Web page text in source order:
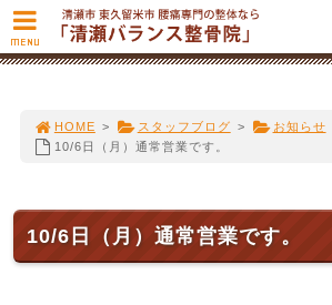
HOME > スタッフブログ > お知らせ
10/6日（月）通常営業です。
10/6日（月）通常営業です。
MENU